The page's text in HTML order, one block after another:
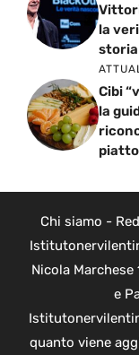
la
storia
Cibi
la
Chi siamo -
Nicola Marchese
e
quanto viene